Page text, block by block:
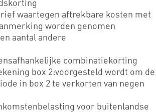
waartegen aftrekbare kosten met
worden genomen
aantal andere
combinatiekorting
box 2:voorgesteld wordt om de
in box 2 te verkorten van negen
voor buitenlandse